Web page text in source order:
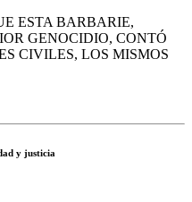
ESTA BARBARIE,
GENOCIDIO, CONTÓ
CIVILES, LOS MISMOS
y justicia